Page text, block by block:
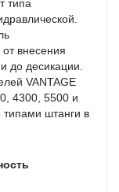
типа
внесения
до десикации.
VANTAGE
4300, 5500 и
штанги в